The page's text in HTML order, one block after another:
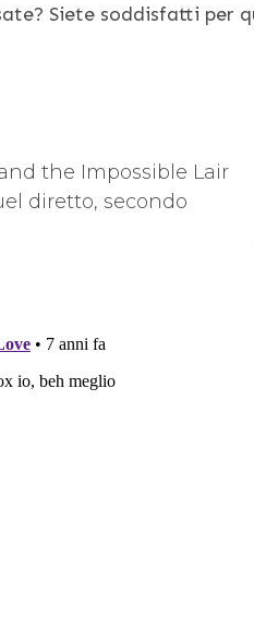
Siete soddisfatti per
the Impossible Lair
diretto, secondo